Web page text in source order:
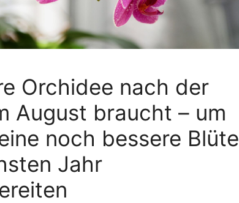
Orchidee nach der
August braucht – um
noch bessere Blüte
Jahr